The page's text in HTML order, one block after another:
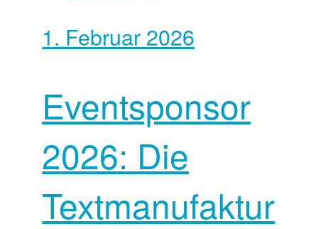
1. Februar 2026
Eventsponsor
2026: Die
Textmanufaktur